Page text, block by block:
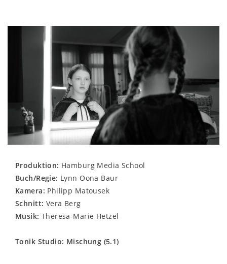
Produktion: Hamburg Media School
Buch/Regie: Lynn Oona Baur
Kamera: Philipp Matousek
Schnitt: Vera Berg
Musik: Theresa-Marie Hetzel
Tonik Studio: Mischung (5.1)